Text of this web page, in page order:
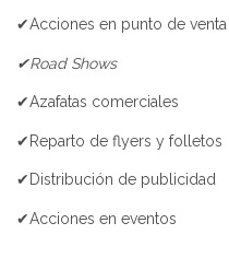
✔Acciones en punto de venta
✔Road Shows
✔Azafatas comerciales
✔Reparto de flyers y folletos
✔Distribución de publicidad
✔Acciones en eventos